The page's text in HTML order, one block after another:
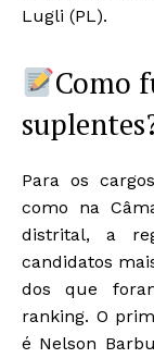
Lugli (PL).
Como
Para os
como na
distrital, a
candidatos
dos que
ranking. O
é Nelson